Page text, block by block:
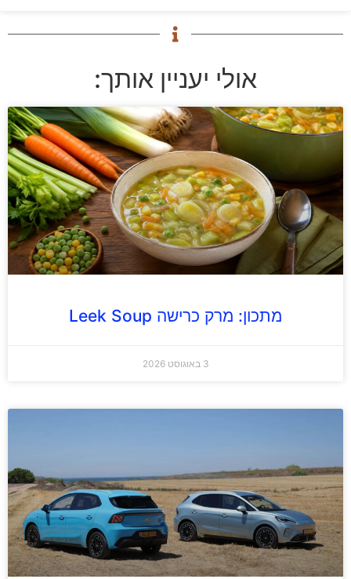
אולי יעניין אותך:
מתכון: מרק כרישה Leek Soup
3 באוגוסט 2026